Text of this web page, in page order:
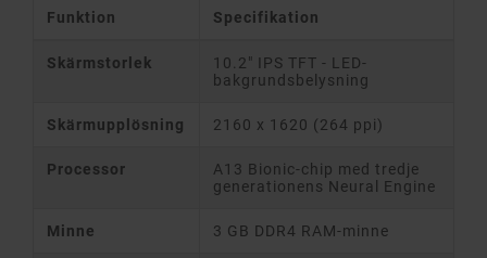
Funktion Specifikation
Skärmstorlek
10.2" IPS TFT - LED-
bakgrundsbelysning
Skärmupplösning 2160 x 1620 (264 ppi)
Processor
A13 Bionic-chip med tredje
generationens Neural Engine
Minne 3 GB DDR4 RAM-minne